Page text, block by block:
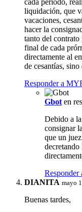
cada período,
liquidación, que
vacaciones,
hacer la
tanto del contrato
final de cada
directamente al
de cesantías,
Responder a
Gbot en
Debido a
consignar
que un
decretando
Responder
DIANITA mayo
Buenas tardes,